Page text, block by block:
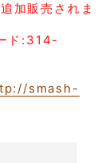
加販売されま
ド:314-
smash-